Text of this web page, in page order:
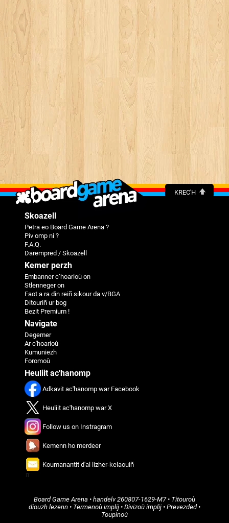
KREC'H
Skoazell
Petra eo Board Game Arena ?
Piv omp ni ?
F.A.Q.
Darempred / Skoazell
Kemer perzh
Embanner c’hoarioù on
Stlenneger on
Faot a ra din reiñ sikour da v/BGA
Ditouriñ ur bog
Bezit Premium !
Navigate
Degemer
Ar c'hoarioù
Kumuniezh
Foromoù
Heuliit ac'hanomp
Adkavit ac'hanomp war Facebook
Heuliit ac'hanomp war X
Follow us on Instragram
Kemenn ho merdeer
Koumanantit d'al lizher-kelaouiñ
Board Game Arena • handelv260807-1629-M7• Titouroù
diouzh lezenn• Termenoù implij• Divizoù implij• Prevezded•
Toupinoù
π